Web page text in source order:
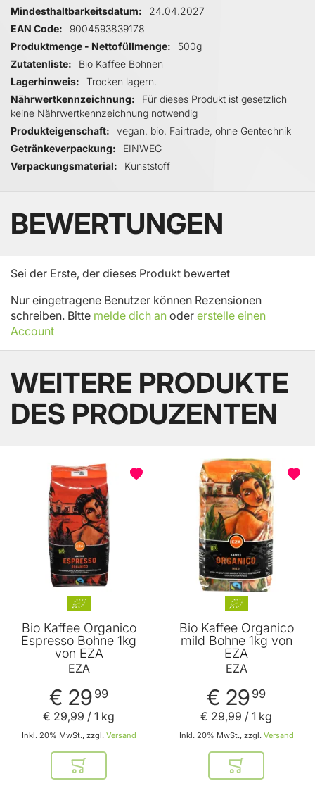
Mindesthaltbarkeitsdatum
24.04.2027
EAN Code
9004593839178
Produktmenge - Nettofüllmenge
500g
Zutatenliste
Bio Kaffee Bohnen
Lagerhinweis
Trocken lagern.
Nährwertkennzeichnung
Für dieses Produkt ist gesetzlich
keine Nährwertkennzeichnung notwendig
Produkteigenschaft
vegan, bio, Fairtrade, ohne Gentechnik
Getränkeverpackung
EINWEG
Verpackungsmaterial
Kunststoff
BEWERTUNGEN
Sei der Erste, der dieses Produkt bewertet
Nur eingetragene Benutzer können Rezensionen
schreiben. Bitte melde dich an oder erstelle einen
Account
WEITERE PRODUKTE
DES PRODUZENTEN
Bio Kaffee Organico
Espresso Bohne 1kg
von EZA
EZA
€ 29 99
Inkl. 20% MwSt., zzgl. Versand
€ 29,99 / 1 kg
In den Warenkorb
Bio Kaffee Organico
mild Bohne 1kg von
EZA
EZA
€ 29 99
Inkl. 20% MwSt., zzgl. Versand
€ 29,99 / 1 kg
In den